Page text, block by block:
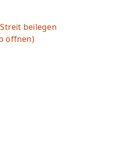
beilegen
öffnen)